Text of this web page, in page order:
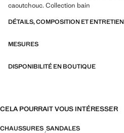
caoutchouc. Collection bain
DÉTAILS, COMPOSITION ET ENTRETIEN
MESURES
DISPONIBILITÉ EN BOUTIQUE
CELA POURRAIT VOUS INTÉRESSER
CHAUSSURES SANDALES